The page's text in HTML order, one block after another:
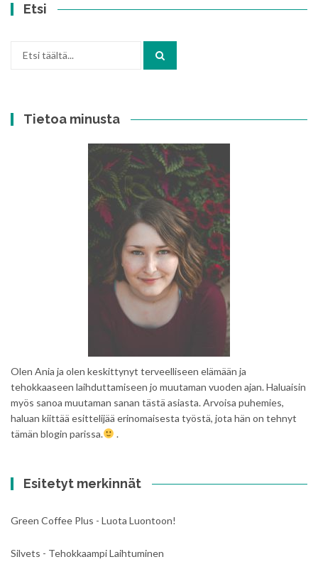
Etsi
Tietoa minusta
Olen Ania ja olen keskittynyt terveelliseen elämään ja
tehokkaaseen laihduttamiseen jo muutaman vuoden ajan. Haluaisin
myös sanoa muutaman sanan tästä asiasta. Arvoisa puhemies,
haluan kiittää esittelijää erinomaisesta työstä, jota hän on tehnyt
tämän blogin parissa.
.
Esitetyt merkinnät
Green Coffee Plus - Luota Luontoon!
Silvets - Tehokkaampi Laihtuminen